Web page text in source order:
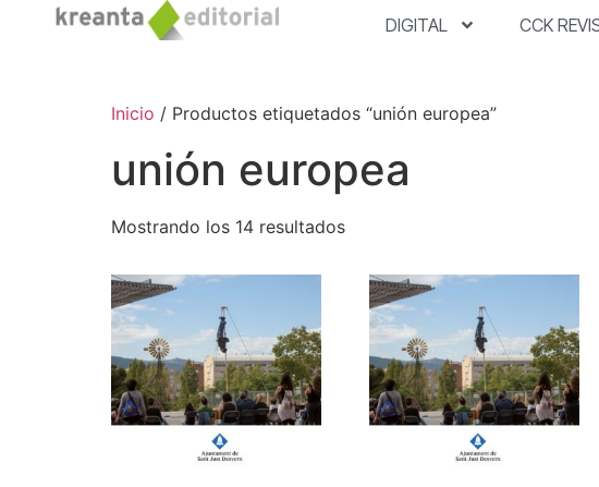
DIGITAL CCK
Inicio / Productos etiquetados “unión europea”
unión europea
Mostrando los 14 resultados